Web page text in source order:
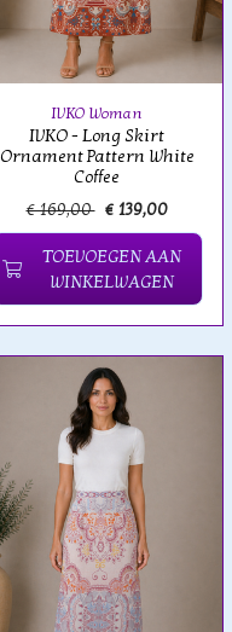
IVKO Woman
IVKO - Long Skirt
Ornament Pattern White
Coffee
€ 169,00 € 139,00
TOEVOEGEN AAN
WINKELWAGEN